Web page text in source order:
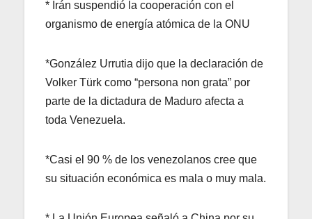
* Irán suspendió la cooperación con el
organismo de energía atómica de la ONU
*González Urrutia dijo que la declaración de
Volker Türk como “persona non grata” por
parte de la dictadura de Maduro afecta a
toda Venezuela.
*Casi el 90 % de los venezolanos cree que
su situación económica es mala o muy mala.